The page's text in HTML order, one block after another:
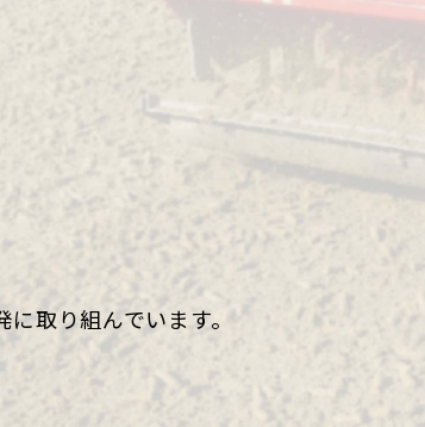
に取り組んでいます。